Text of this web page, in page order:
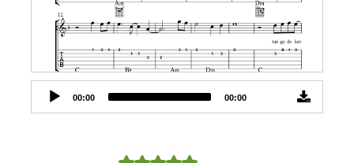
Audio
Player
00:00 00:00